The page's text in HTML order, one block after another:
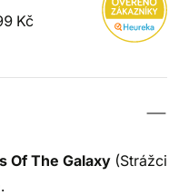
Kč
Of The Galaxy (Strážci